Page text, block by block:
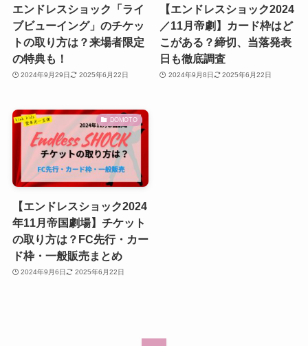
エンドレスショック「ライ
ブビューイング」のチケッ
トの取り方は？来場者限定
の特典も！
2024年9月29日 2025年6月22日
【エンドレスショック2024
／11月帝劇】カード枠はど
こがある？締切、当落発表
日も徹底調査
2024年9月8日 2025年6月22日
DOMOTO
【エンドレスショック2024
年11月帝国劇場】チケット
の取り方は？FC先行・カー
ド枠・一般販売まとめ
2024年9月6日 2025年6月22日